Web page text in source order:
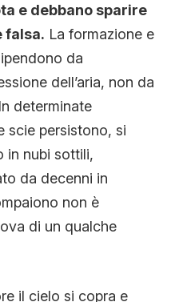
e debbano sparire
falsa. La formazione e
da
dell’aria, non da
determinate
scie persistono, si
in nubi sottili,
da decenni in
non è
di un qualche
il cielo si copra e